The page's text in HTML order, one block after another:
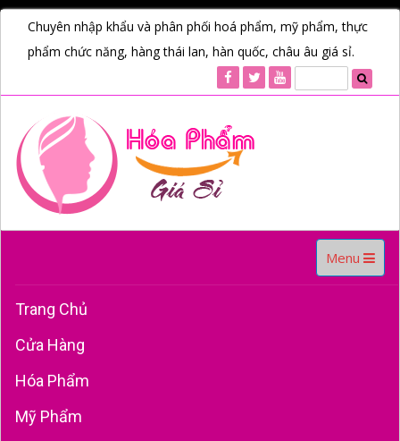
Chuyên nhập khẩu và phân phối hoá phẩm, mỹ phẩm, thực
phẩm chức năng, hàng thái lan, hàn quốc, châu âu giá sỉ.
Toggle
navigation
Menu
Trang Chủ
Cửa Hàng
Hóa Phẩm
Mỹ Phẩm